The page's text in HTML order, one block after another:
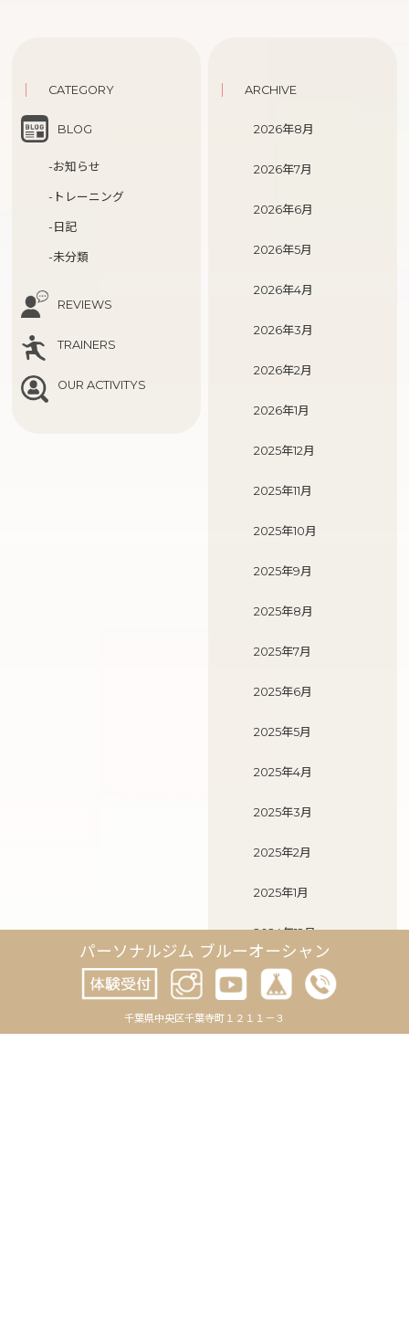
CATEGORY
BLOG
-お知らせ
-トレーニング
-日記
-未分類
REVIEWS
TRAINERS
OUR ACTIVITYS
ARCHIVE
2026年8月
2026年7月
2026年6月
2026年5月
2026年4月
2026年3月
2026年2月
2026年1月
2025年12月
2025年11月
2025年10月
2025年9月
2025年8月
2025年7月
2025年6月
2025年5月
2025年4月
2025年3月
2025年2月
2025年1月
2024年12月
2024年11月
2024年10月
パーソナルジム ブルーオーシャン
千葉県中央区千葉寺町１２１１－３